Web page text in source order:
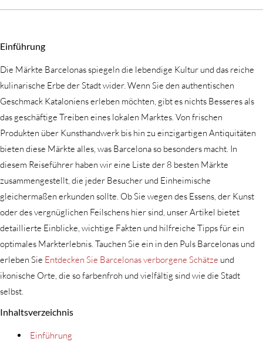
Einführung
Die Märkte Barcelonas spiegeln die lebendige Kultur und das reiche
kulinarische Erbe der Stadt wider. Wenn Sie den authentischen
Geschmack Kataloniens erleben möchten, gibt es nichts Besseres als
das geschäftige Treiben eines lokalen Marktes. Von frischen
Produkten über Kunsthandwerk bis hin zu einzigartigen Antiquitäten
bieten diese Märkte alles, was Barcelona so besonders macht. In
diesem Reiseführer haben wir eine Liste der 8 besten Märkte
zusammengestellt, die jeder Besucher und Einheimische
gleichermaßen erkunden sollte. Ob Sie wegen des Essens, der Kunst
oder des vergnüglichen Feilschens hier sind, unser Artikel bietet
detaillierte Einblicke, wichtige Fakten und hilfreiche Tipps für ein
optimales Markterlebnis. Tauchen Sie ein in den Puls Barcelonas und
erleben Sie Entdecken Sie Barcelonas verborgene Schätze und
ikonische Orte, die so farbenfroh und vielfältig sind wie die Stadt
selbst.
Inhaltsverzeichnis
Einführung